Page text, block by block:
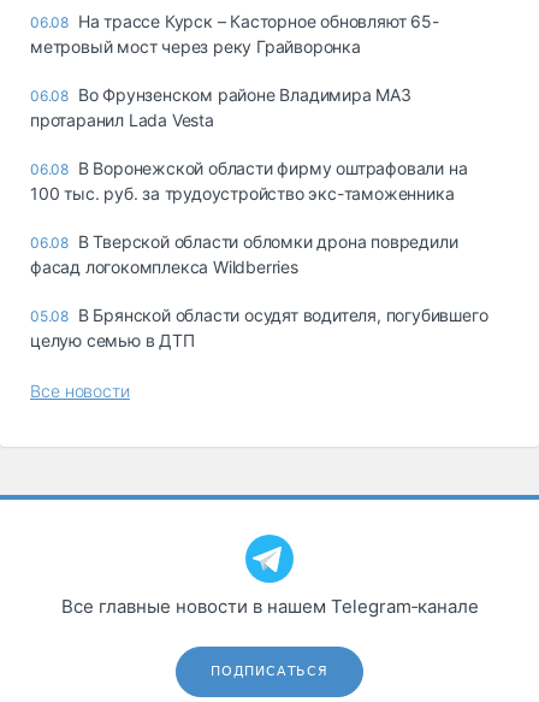
06.08 На трассе Курск – Касторное обновляют 65-
метровый мост через реку Грайворонка
06.08 Во Фрунзенском районе Владимира МАЗ
протаранил Lada Vesta
06.08 В Воронежской области фирму оштрафовали на
100 тыс. руб. за трудоустройство экс-таможенника
06.08 В Тверской области обломки дрона повредили
фасад логокомплекса Wildberries
05.08 В Брянской области осудят водителя, погубившего
целую семью в ДТП
Все новости
Все главные новости в нашем Telegram‑канале
ПОДПИСАТЬСЯ